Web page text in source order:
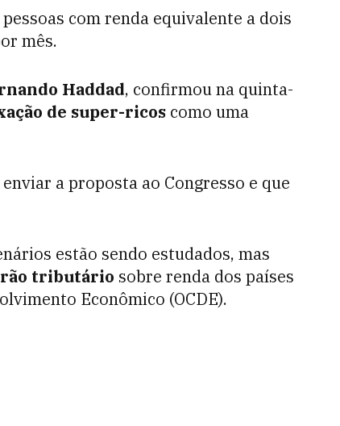
com renda equivalente a dois
mês.
Haddad, confirmou na quinta-
de super-ricos como uma
a proposta ao Congresso e que
estão sendo estudados, mas
tributário sobre renda dos países
Econômico (OCDE).